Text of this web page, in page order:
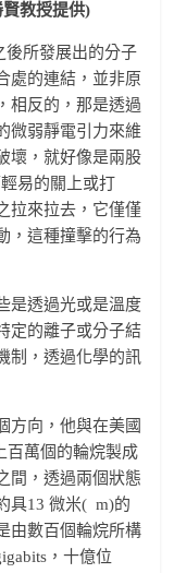
教授提供)
後所發展出的分子
處的連結，並非原
相反的，那是透過
微弱靜電引力來維
壞，就好像是兩股
易的關上或打
拉來拉去，它僅僅
，這種撞擊的行為
是透過光或是溫度
定的離子或分子結
制，透過化學的訊
方向，他與在美國
百萬個的輪烷製成
間，透過兩個狀態
具13 微米( m)的
由數百個輪烷所構
，十億位